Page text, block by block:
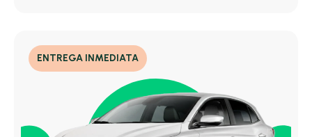
ENTREGA INMEDIATA